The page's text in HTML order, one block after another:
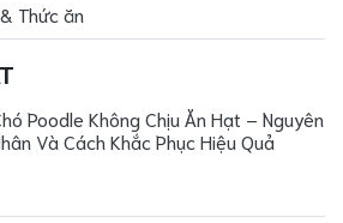
Thức ăn
Poodle Không Chịu Ăn Hạt – Nguyên
Và Cách Khắc Phục Hiệu Quả